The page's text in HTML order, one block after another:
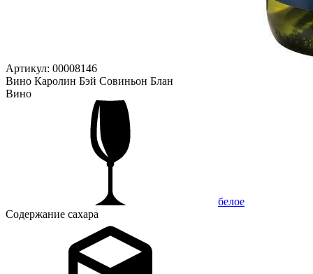
Артикул: 00008146
Вино Каролин Бэй Совиньон Блан
Вино
белое
Содержание сахара